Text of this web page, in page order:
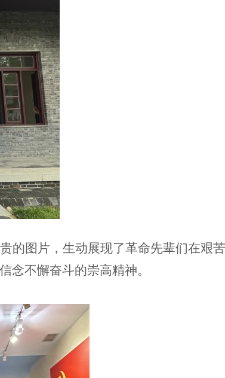
的图片，生动展现了革命先辈们在艰
念不懈奋斗的崇高精神。